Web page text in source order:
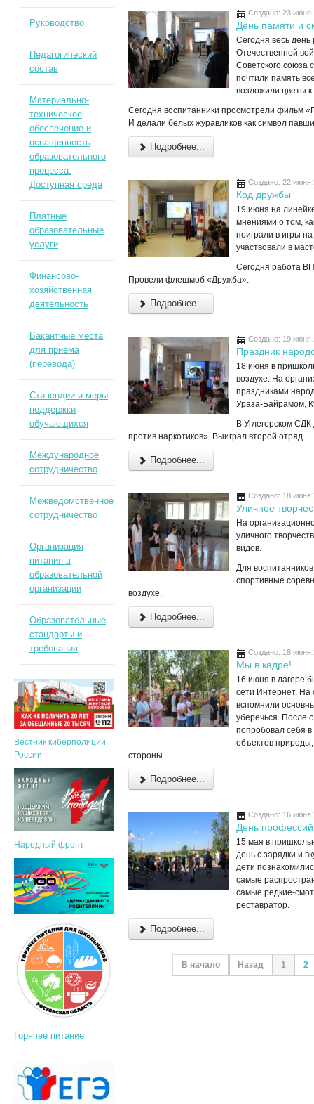
Создано: 23 июня
День памяти и
Сегодня весь
Отечественной
Советского союза
почтили память
возложили цветы
Сегодня воспитанники просмотрели фильм
И делали белых журавликов как символ
Подробнее...
Создано: 22 июня
Код дружбы
19 июня на
мнениями о том,
поиграли в игры
участвовали в
Сегодня работа
Провели флешмоб «Дружба».
Подробнее...
Создано: 19 июня
Праздник
18 июня в
воздухе. На
праздниками
Ураза-Байрамом,
В Углегорском
против наркотиков». Выиграл второй отряд.
Подробнее...
Создано: 18 июня
Уличное
На
уличного
видов.
Для
спортивные
воздухе.
Подробнее...
Создано: 18 июня
Мы в кадре!
16 июня в лагере
сети Интернет. На
вспомнили
уберечься. После
попробовал себя
объектов
стороны.
Подробнее...
Создано: 16 июня
День профессий
15 мая в
день с зарядки и
дети
самые
самые редкие-
реставратор.
Подробнее...
В начало Назад 1 2
Руководство
Педагогический
состав
Материально-
техническое
обеспечение и
оснащенность
образовательного
процесса.
Доступная среда
Платные
образовательные
услуги
Финансово-
хозяйственная
деятельность
Вакантные места
для приема
(перевода)
Стипендии и меры
поддержки
обучающихся
Международное
сотрудничество
Межведомственное
сотрудничество
Организация
питания в
образовательной
организации
Образовательные
стандарты и
требования
Вестник киберполиции
России
Народный фронт
Горячее питание